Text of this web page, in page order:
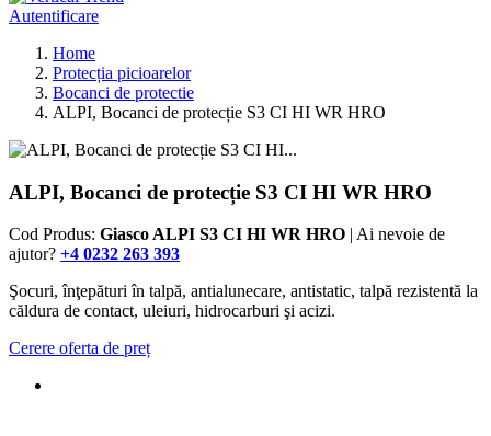
Autentificare
Home
Protecția picioarelor
Bocanci de protectie
ALPI, Bocanci de protecție S3 CI HI WR HRO
ALPI, Bocanci de protecție S3 CI HI WR HRO
Cod Produs: Giasco ALPI S3 CI HI WR HRO | Ai nevoie de
ajutor? +4 0232 263 393
Şocuri, înţepături în talpă, antialunecare, antistatic, talpă rezistentă la
căldura de contact, uleiuri, hidrocarburi şi acizi.
Cerere oferta de preț